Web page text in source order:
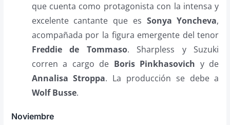
que cuenta como protagonista con la intensa y
excelente cantante que es Sonya Yoncheva,
acompañada por la figura emergente del tenor
Freddie de Tommaso. Sharpless y Suzuki
corren a cargo de Boris Pinkhasovich y de
Annalisa Stroppa. La producción se debe a
Wolf Busse.
Noviembre